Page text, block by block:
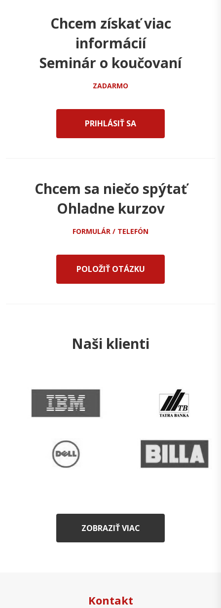
Chcem získať viac
informácií
Seminár o koučovaní
ZADARMO
PRIHLÁSIŤ SA
Chcem sa niečo spýtať
Ohladne kurzov
FORMULÁR / TELEFÓN
POLOŽIŤ OTÁZKU
Naši klienti
ZOBRAZIŤ VIAC
Kontakt